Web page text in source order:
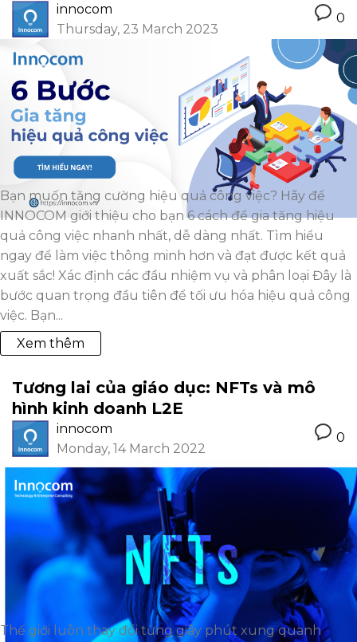
innocom
Thursday, 23 March 2023
0
Bạn muốn tăng cường hiệu quả công việc? Hãy để
INNOCOM giới thiệu cho bạn 6 cách để gia tăng hiệu
quả công việc nhanh nhất, dễ dàng nhất. Tìm hiểu
ngay để làm việc thông minh hơn và đạt được kết quả
xuất sắc! Xác định các đầu nhiệm vụ và phân loại Đây là
bước quan trọng đầu tiên để tối ưu hóa hiệu quả công
việc. Bạn...
Xem thêm
Tương lai của giáo dục: NFTs và mô
hình kinh doanh L2E
innocom
Monday, 14 March 2022
0
Thế giới luôn thay đổi từng giây phút xung quanh